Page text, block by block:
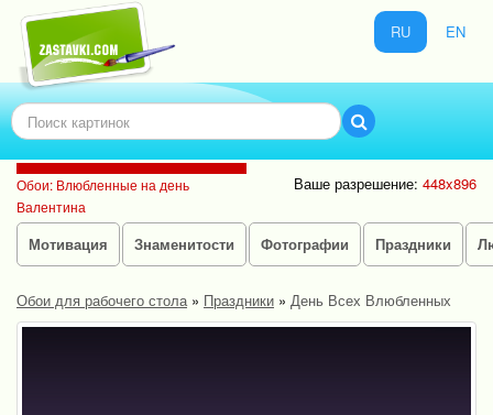
RU EN
Обои: Влюбленные на день
Валентина
Ваше разрешение: 448x896
Мотивация Знаменитости Фотографии Праздники
Обои для рабочего стола» Праздники » День Всех Влюбленных